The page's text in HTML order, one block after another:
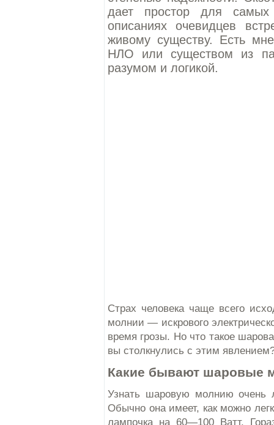
дает простор для
описаниях очевидцев
живому существу. Есть
НЛО или существом из
разумом и логикой.
Страх человека чаще всего
молнии — искрового
время грозы. Но что такое
вы столкнулись с этим
Какие бывают шаровые
Узнать шаровую молнию очень
Обычно она имеет, как можно
лампочка на 60—100 Ватт.